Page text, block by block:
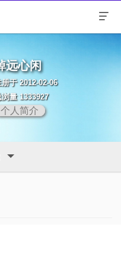
远心闲
册于 2012-02-06
浏量 1333927
个人简介